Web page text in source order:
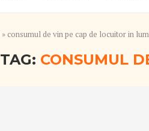
» consumul de vin pe cap de locuitor in
TAG: CONSUMUL